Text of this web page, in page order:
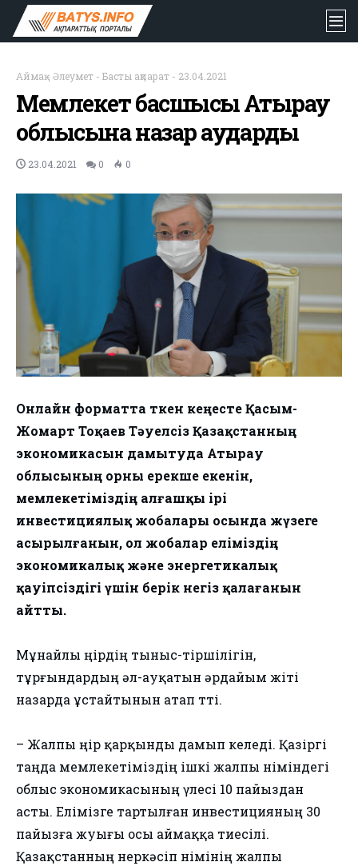
Аймақ- Әлеумет - Басты ақпарат - 23.04.2021
Мемлекет басшысы Атырау
облысына назар аударды
23.04.2021 0 0
Онлайн форматта өткен кеңесте Қасым-
Жомарт Тоқаев Тәуелсіз Қазақстанның
экономикасын дамытуда Атырау
облысының орны ерекше екенін,
мемлекетіміздің алғашқы ірі
инвестициялық жобалары осында жүзеге
асырылғанын, ол жобалар еліміздің
экономикалық және энергетикалық
қауіпсіздігі үшін берік негіз қалағанын
айтты.
Мұнайлы өңірдің тыныс-тіршілігін,
тұрғындардың әл-ауқатын әрдайым жіті
назарда ұстайтынын атап өтті.
– Жалпы өңір қарқынды дамып келеді. Қазіргі
таңда мемлекетіміздің ішкі жалпы өніміндегі
облыс экономикасының үлесі 10 пайыздан
асты. Елімізге тартылған инвестицияның 30
пайызға жуығы осы аймаққа тиесілі.
Қазақстанның өнеркәсіп өнімінің жалпы